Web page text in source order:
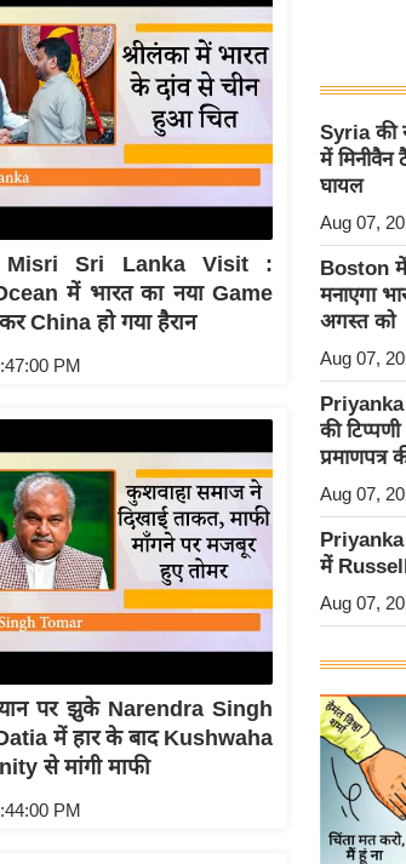
Misri Sri Lanka Visit :
में भारत का नया Game
China हो गया हैरान
PM
पर झुके Narendra Singh
में हार के बाद Kushwaha
से मांगी माफी
PM
Syria की
में मिनीवैन
घायल
Aug 07,
Boston
मनाएगा
अगस्त को
Aug 07,
की
प्रमाणपत्र
Aug 07,
में
Aug 07,